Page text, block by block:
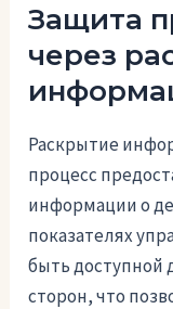
Защита
через
Раскрытие
процесс
информации о
показателях
быть доступной
сторон, что